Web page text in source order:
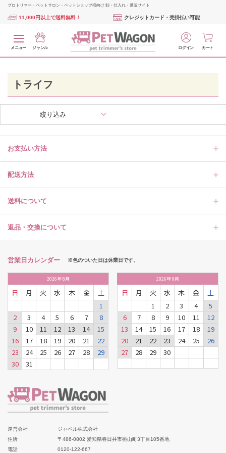
プロトリマー・ペットサロン・ペットショップ様向け 卸・仕入れ・通販サイト
11,000円以上で送料無料！ クレジットカード・売掛払い可能
メニュー ジャンル ログイン カート
トライフ
絞り込み
お支払い方法
配送方法
送料について
返品・交換について
営業日カレンダー ※色のついた日は休業日です。
2026年8月
日 月 火 水 木 金
土
1
2
3 4 5 6 7
8
9
10 11 12 13 14
15
16
17 18 19 20 21
22
23
24 25 26 27 28
29
30
31
2026年9月
日 月 火 水 木 金
土
1
2 3 4
5
6
7 8 9 10 11
12
13
14 15 16 17 18
19
20
21 22 23 24 25
26
27
28 29 30
運営会社
ジャペル株式会社
住所
〒486-0802 愛知県春日井市桃山町3丁目105番地
電話
0120-122-667